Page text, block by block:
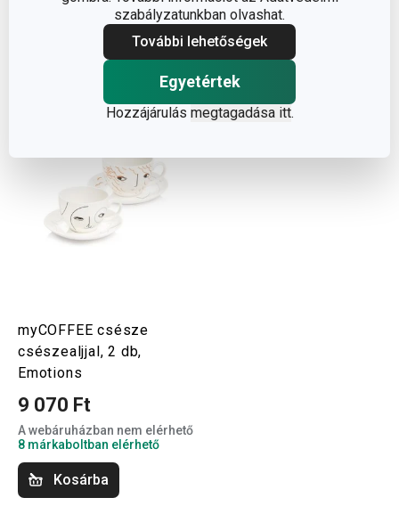
szabályzatunkban olvashat.
További lehetőségek
Egyetértek
Hozzájárulás megtagadása itt.
10 márkaboltban elérhető
11 márkaboltban elérhető
Kosárba
myCOFFEE csésze
csészealjjal, 2 db,
Emotions
9 070 Ft
A webáruházban nem elérhető
8 márkaboltban elérhető
Kosárba